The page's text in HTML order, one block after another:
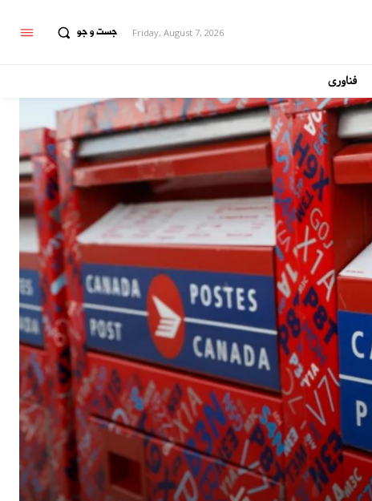
جست و جو Friday, August 7, 2026
فناوری